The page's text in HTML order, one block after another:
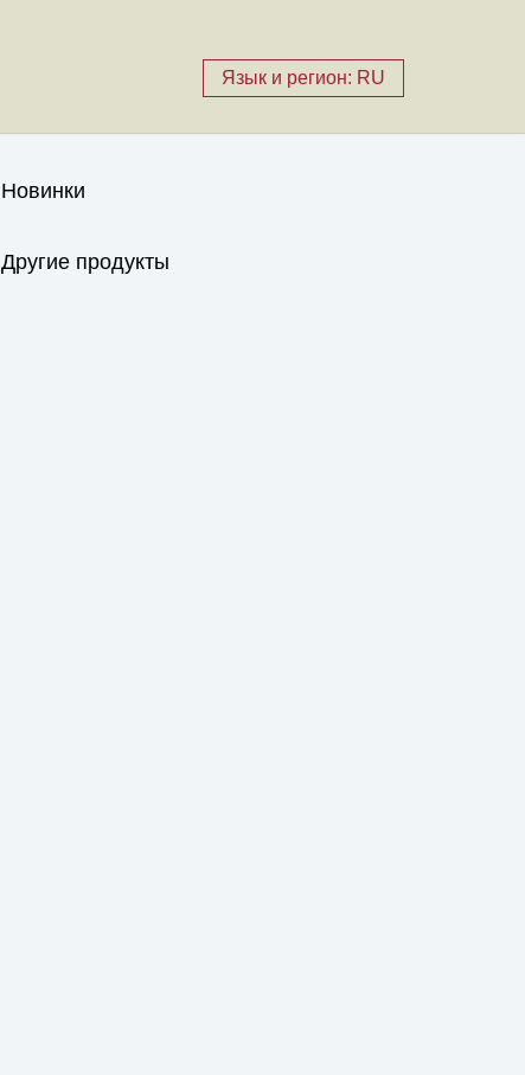
Язык и регион: RU
Новинки
Другие продукты